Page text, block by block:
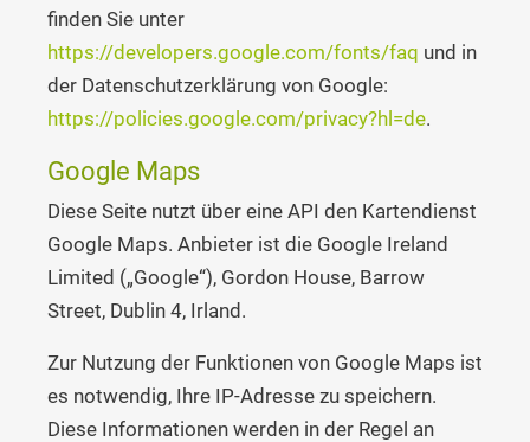
finden Sie unter
https://developers.google.com/fonts/faq und in
der Datenschutzerklärung von Google:
https://policies.google.com/privacy?hl=de.
Google Maps
Diese Seite nutzt über eine API den Kartendienst
Google Maps. Anbieter ist die Google Ireland
Limited („Google“), Gordon House, Barrow
Street, Dublin 4, Irland.
Zur Nutzung der Funktionen von Google Maps ist
es notwendig, Ihre IP-Adresse zu speichern.
Diese Informationen werden in der Regel an